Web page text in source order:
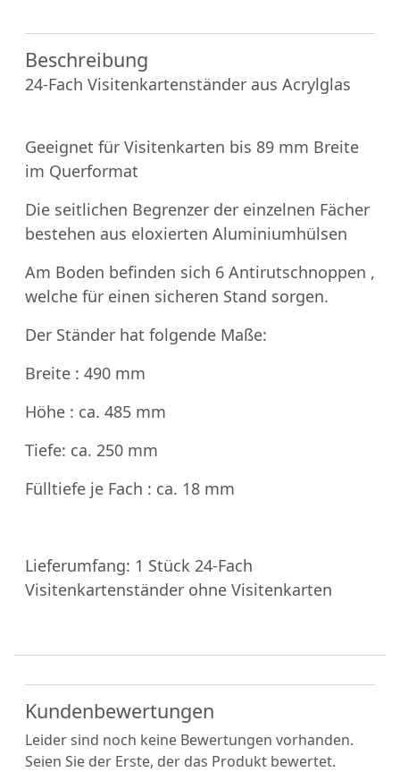
Beschreibung
24-Fach Visitenkartenständer aus Acrylglas
Geeignet für Visitenkarten bis 89 mm Breite
im Querformat
Die seitlichen Begrenzer der einzelnen Fächer
bestehen aus eloxierten Aluminiumhülsen
Am Boden befinden sich 6 Antirutschnoppen ,
welche für einen sicheren Stand sorgen.
Der Ständer hat folgende Maße:
Breite : 490 mm
Höhe : ca. 485 mm
Tiefe: ca. 250 mm
Fülltiefe je Fach : ca. 18 mm
Lieferumfang: 1 Stück 24-Fach
Visitenkartenständer ohne Visitenkarten
Kundenbewertungen
Leider sind noch keine Bewertungen vorhanden.
Seien Sie der Erste, der das Produkt bewertet.